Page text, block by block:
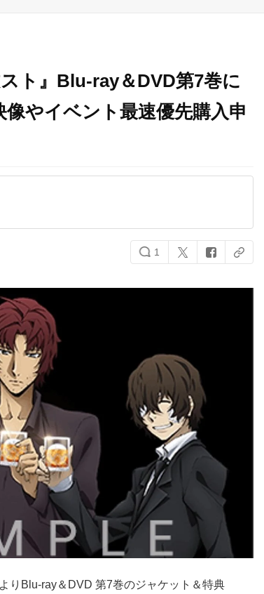
ト』Blu-ray＆DVD第7巻に
やイベント最速優先購入申
1
よりBlu-ray＆DVD 第7巻のジャケット＆特典